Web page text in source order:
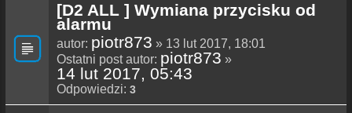
[D2 ALL ] Wymiana przycisku od
alarmu
autor: piotr873 » 13 lut 2017, 18:01
Ostatni post autor: piotr873 »
14 lut 2017, 05:43
Odpowiedzi: 3